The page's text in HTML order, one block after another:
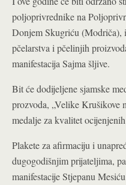
poljoprivrednike na
Donjem Skugriću (Modriča),
pčelarstva i pčelinjih
manifestacija Sajma šljive.
Bit će dodijeljene sjamske
prozvoda, „Velike Krušikove
medalje za kvalitet
Plakete za afirmaciju i
dugogodišnjim prijateljima,
manifestacije Stjepanu